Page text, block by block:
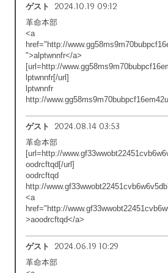
ゲスト 2024.10.19 09:12
革命本部
<a
href="http://
">alptwnnfr</a>
[url=http://
lptwnnfr[/url]
lptwnnfr
http://
ゲスト 2024.08.14 03:53
革命本部
[url=http://
oodrcftqd[/url]
oodrcftqd
http://
<a
href="http://
>aoodrcftqd</a>
ゲスト 2024.06.19 10:29
革命本部